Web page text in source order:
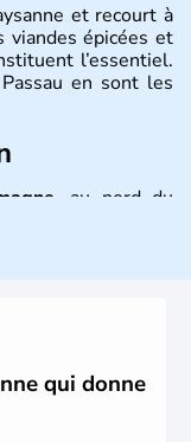
et recourt à
épicées et
l’essentiel.
en sont les
, au nord du
qui donne